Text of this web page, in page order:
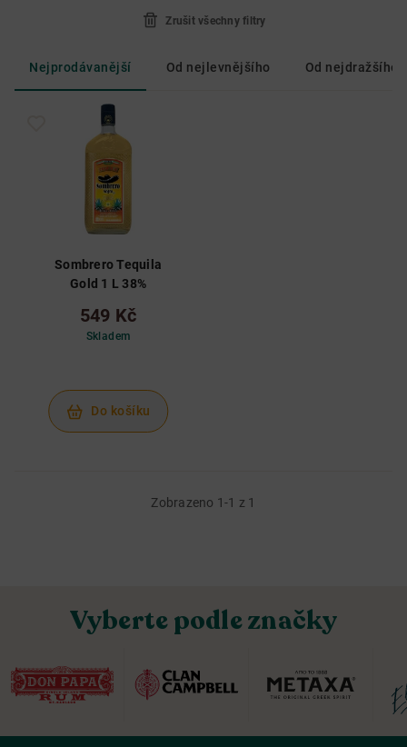
Zrušit všechny filtry
Nejprodávanější Od nejlevnějšího Od nejdražšího
Sombrero Tequila
Gold 1 L 38%
549 Kč
Skladem
Do košíku
Zobrazeno 1-1 z 1
Vyberte podle značky